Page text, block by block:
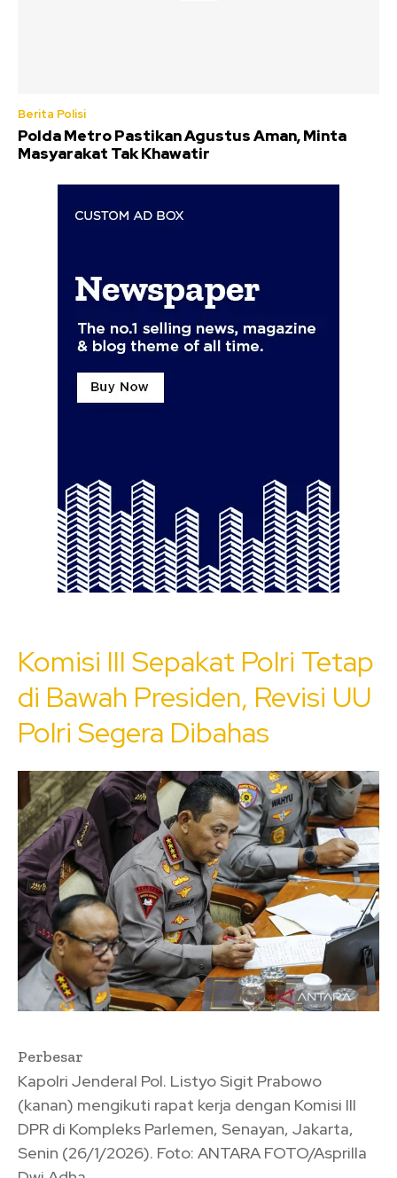
Berita Polisi
Polda Metro Pastikan Agustus Aman, Minta
Masyarakat Tak Khawatir
Komisi III Sepakat Polri Tetap
di Bawah Presiden, Revisi UU
Polri Segera Dibahas
Perbesar
Kapolri Jenderal Pol. Listyo Sigit Prabowo
(kanan) mengikuti rapat kerja dengan Komisi III
DPR di Kompleks Parlemen, Senayan, Jakarta,
Senin (26/1/2026). Foto: ANTARA FOTO/Asprilla